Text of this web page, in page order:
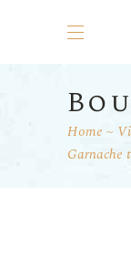
Home
Garnache